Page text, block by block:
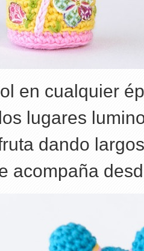
en cualquier
lugares
dando
acompaña